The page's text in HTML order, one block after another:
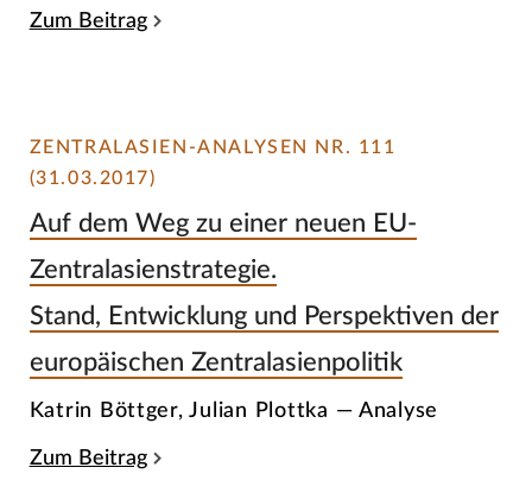
Zum Beitrag
ZENTRALASIEN-ANALYSEN NR. 111
(31.03.2017)
Auf dem Weg zu einer neuen EU-
Zentralasienstrategie.
Stand, Entwicklung und Perspektiven der
europäischen Zentralasienpolitik
Katrin Böttger, Julian Plottka — Analyse
Zum Beitrag